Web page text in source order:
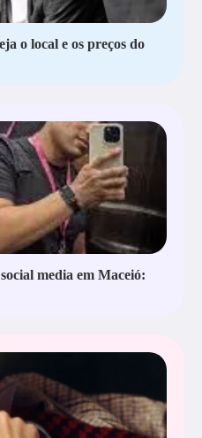
o local e os preços do
media em Maceió: